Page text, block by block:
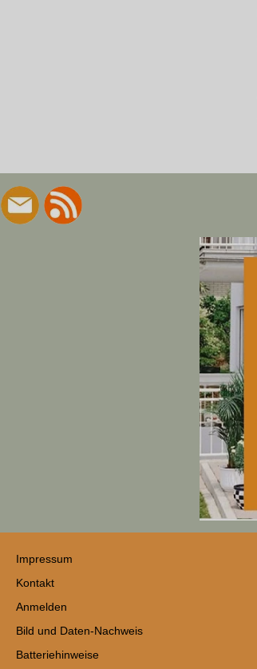
Impressum
Kontakt
Anmelden
Bild und Daten-Nachweis
Batteriehinweise